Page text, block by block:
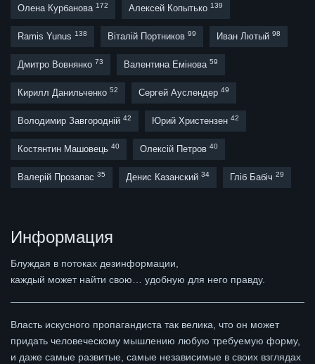
Олена Курбанова 172 Алексей Копытько 139
Ramis Yunus 138 Віталій Портников 99 Иван Лютый 98
Дмитро Вовнянко 73 Валентина Емінова 59
Кирилл Данильченко 52 Сергей Ауслендер 49
Володимир Завгородній 42 Юрий Христензен 42
Костянтин Машовець 40 Олексій Петров 40
Валерій Прозапас 35 Денис Казанский 34 Гліб Бабіч 29
Информация
Блуждая в потоках дезинформации,
каждый может найти свою… удобную для него правду.
Власть искусного пропагандиста так велика, что он может
придать человеческому мышлению любую требуемую форму,
и даже самые развитые, самые независимые в своих взглядах